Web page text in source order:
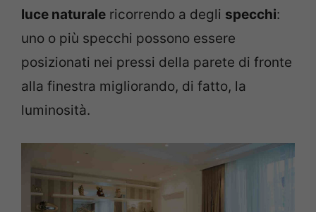
luce naturale ricorrendo a degli specchi:
uno o più specchi possono essere
posizionati nei pressi della parete di fronte
alla finestra migliorando, di fatto, la
luminosità.